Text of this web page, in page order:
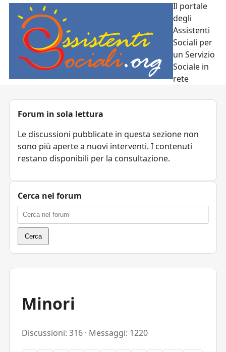
Il portale
degli
Assistenti
Sociali per
un Servizio
Sociale in
rete
Minori
Discussioni: 316 · Messaggi: 1220
Forum in sola lettura
Le discussioni pubblicate in questa sezione non
sono più aperte a nuovi interventi. I contenuti
restano disponibili per la consultazione.
Cerca nel forum
Cerca